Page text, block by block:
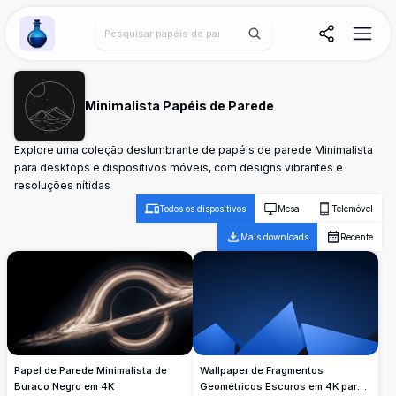
Wallpaper Alchemy
Minimalista Papéis de Parede
Explore uma coleção deslumbrante de papéis de parede Minimalista
para desktops e dispositivos móveis, com designs vibrantes e
resoluções nítidas
Todos os dispositivos Mesa Telemóvel
Mais downloads Recente
Papel de Parede Minimalista de
Buraco Negro em 4K
Wallpaper de Fragmentos
Geométricos Escuros em 4K para